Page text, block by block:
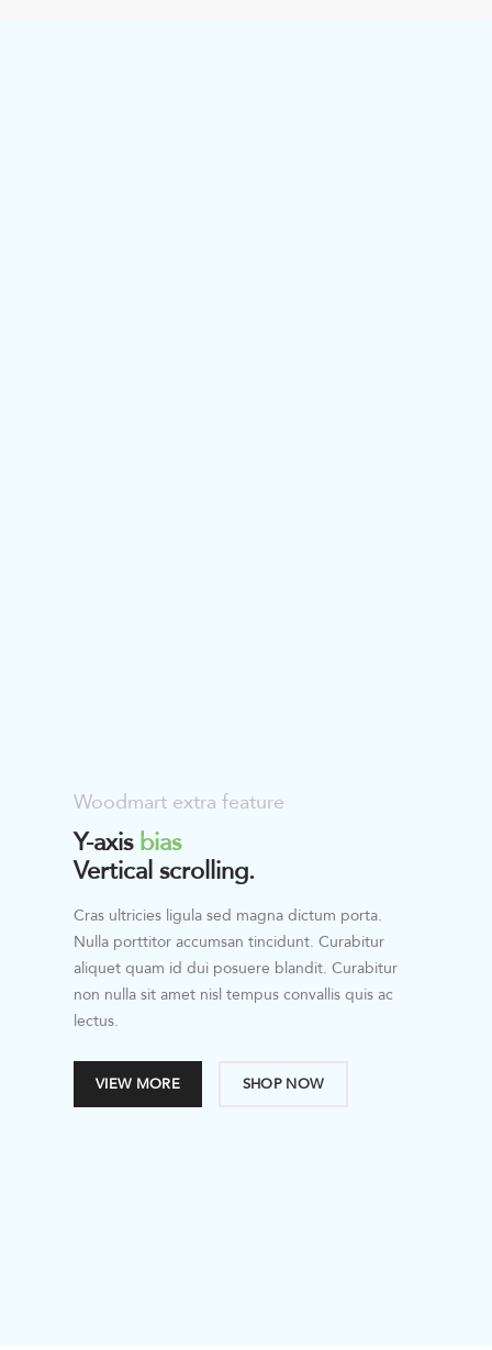
Woodmart extra feature
Y-axisbias
Vertical scrolling.
Cras ultricies ligula sed magna dictum porta.
Nulla porttitor accumsan tincidunt. Curabitur
aliquet quam id dui posuere blandit. Curabitur
non nulla sit amet nisl tempus convallis quis ac
lectus.
VIEW MORE SHOP NOW